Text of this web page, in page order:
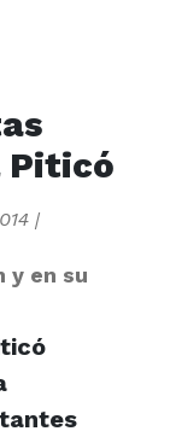
Piticó
|
y en su